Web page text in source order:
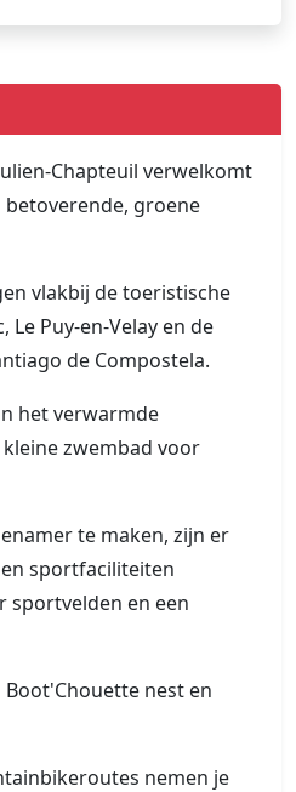
Chapteuil verwelkomt
groene
vlakbij de toeristische
Le Puy-en-Velay en de
de Compostela.
het verwarmde
zwembad voor
te maken, zijn er
sportfaciliteiten
sportvelden en een
nest en
nemen je